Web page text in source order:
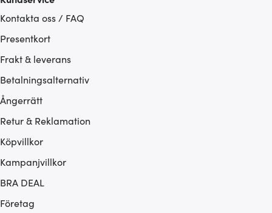
Kontakta oss / FAQ
Presentkort
Frakt & leverans
Betalningsalternativ
Ångerrätt
Retur & Reklamation
Köpvillkor
Kampanjvillkor
BRA DEAL
Företag